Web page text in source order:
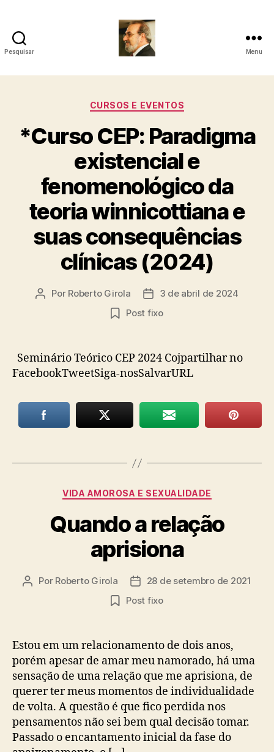
Pesquisar
-
Psicanalista
e
Terapeuta
Familiar
Menu
Categorias
CURSOS E EVENTOS
*Curso CEP: Paradigma
existencial e
fenomenológico da
teoria winnicottiana e
suas consequências
clínicas (2024)
Autor
Por Roberto Girola
Data
de
3 de abril de 2024
Post fixo
Seminário Teórico CEP 2024 Cojpartilhar no
FacebookTweetSiga-nosSalvarURL
Categorias
VIDA AMOROSA E SEXUALIDADE
Quando a relação
aprisiona
Autor
Por Roberto Girola
Data28 de setembro de 2021
Post fixo
Estou em um relacionamento de dois anos,
porém apesar de amar meu namorado, há uma
sensação de uma relação que me aprisiona, de
querer ter meus momentos de individualidade
de volta. A questão é que fico perdida nos
pensamentos não sei bem qual decisão tomar.
Passado o encantamento inicial da fase do